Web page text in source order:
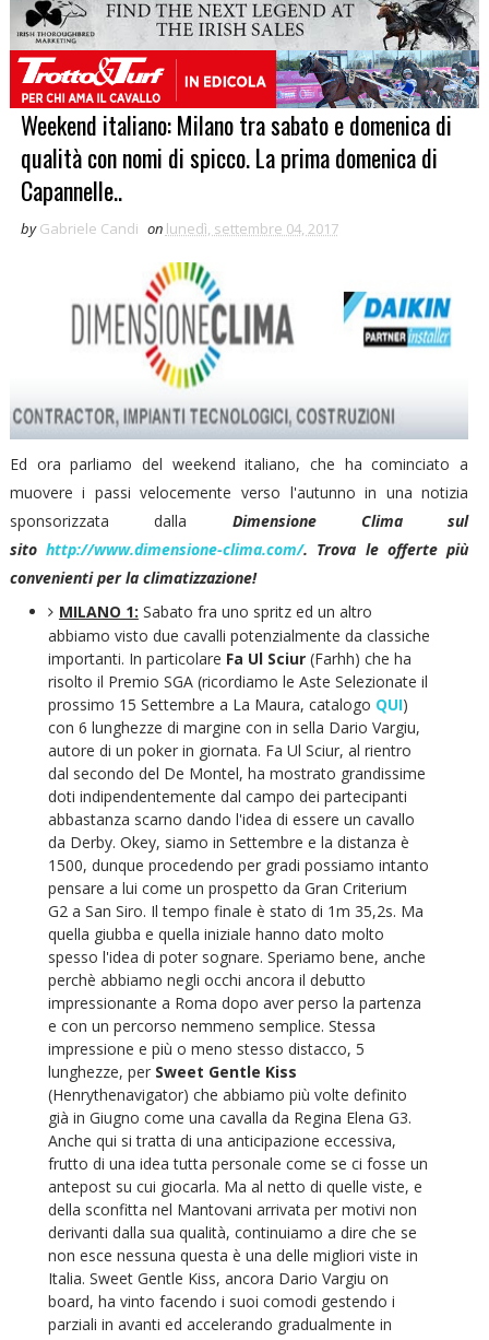
Weekend italiano: Milano tra sabato e domenica di
qualità con nomi di spicco. La prima domenica di
Capannelle..
by Gabriele Candi on lunedì, settembre 04, 2017
Ed ora parliamo del weekend italiano, che ha cominciato a
muovere i passi velocemente verso l'autunno in una notizia
sponsorizzata dalla Dimensione Clima sul
sitohttp://www.dimensione-clima.com/. Trova le offerte più
convenienti per la climatizzazione!
MILANO 1: Sabato fra uno spritz ed un altro
abbiamo visto due cavalli potenzialmente da classiche
importanti. In particolare Fa Ul Sciur(Farhh) che ha
risolto il Premio SGA (ricordiamo le Aste Selezionate il
prossimo 15 Settembre a La Maura, catalogo QUI)
con 6 lunghezze di margine con in sella Dario Vargiu,
autore di un poker in giornata. Fa Ul Sciur, al rientro
dal secondo del De Montel, ha mostrato grandissime
doti indipendentemente dal campo dei partecipanti
abbastanza scarno dando l'idea di essere un cavallo
da Derby. Okey, siamo in Settembre e la distanza è
1500, dunque procedendo per gradi possiamo intanto
pensare a lui come un prospetto da Gran Criterium
G2 a San Siro. Il tempo finale è stato di 1m 35,2s. Ma
quella giubba e quella iniziale hanno dato molto
spesso l'idea di poter sognare. Speriamo bene, anche
perchè abbiamo negli occhi ancora il debutto
impressionante a Roma dopo aver perso la partenza
e con un percorso nemmeno semplice. Stessa
impressione e più o meno stesso distacco, 5
lunghezze, per Sweet Gentle Kiss
(Henrythenavigator) che abbiamo più volte definito
già in Giugno come una cavalla da Regina Elena G3.
Anche qui si tratta di una anticipazione eccessiva,
frutto di una idea tutta personale come se ci fosse un
antepost su cui giocarla. Ma al netto di quelle viste, e
della sconfitta nel Mantovani arrivata per motivi non
derivanti dalla sua qualità, continuiamo a dire che se
non esce nessuna questa è una delle migliori viste in
Italia. Sweet Gentle Kiss, ancora Dario Vargiu on
board, ha vinto facendo i suoi comodi gestendo i
parziali in avanti ed accelerando gradualmente in